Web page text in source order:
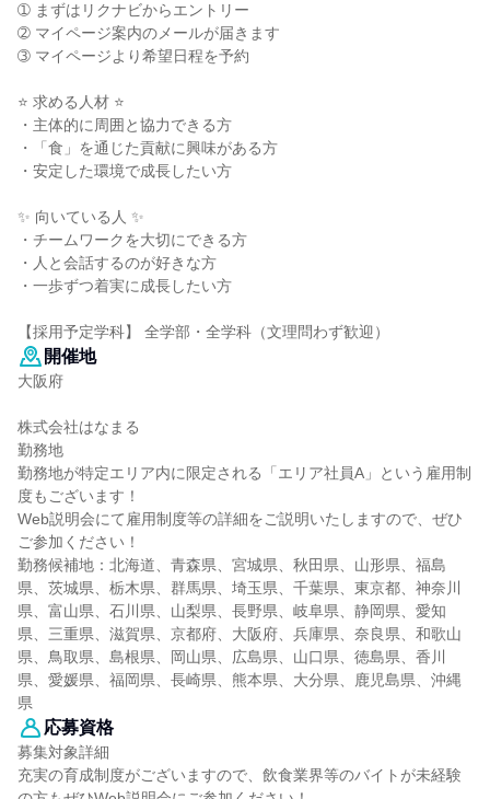
➀ まずはリクナビからエントリー
➁ マイページ案内のメールが届きます
➂ マイページより希望日程を予約
⭐ 求める人材 ⭐
・主体的に周囲と協力できる方
・「食」を通じた貢献に興味がある方
・安定した環境で成長したい方
✨ 向いている人 ✨
・チームワークを大切にできる方
・人と会話するのが好きな方
・一歩ずつ着実に成長したい方
【採用予定学科】 全学部・全学科（文理問わず歓迎）
開催地
大阪府
株式会社はなまる
勤務地
勤務地が特定エリア内に限定される「エリア社員A」という雇用制
度もございます！
Web説明会にて雇用制度等の詳細をご説明いたしますので、ぜひ
ご参加ください！
勤務候補地：北海道、青森県、宮城県、秋田県、山形県、福島
県、茨城県、栃木県、群馬県、埼玉県、千葉県、東京都、神奈川
県、富山県、石川県、山梨県、長野県、岐阜県、静岡県、愛知
県、三重県、滋賀県、京都府、大阪府、兵庫県、奈良県、和歌山
県、鳥取県、島根県、岡山県、広島県、山口県、徳島県、香川
県、愛媛県、福岡県、長崎県、熊本県、大分県、鹿児島県、沖縄
県
応募資格
募集対象詳細
充実の育成制度がございますので、飲食業界等のバイトが未経験